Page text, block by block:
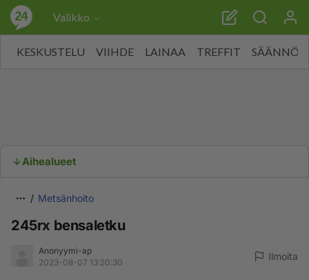
Valikko
KESKUSTELU VIIHDE LAINAA TREFFIT SÄÄNNÖT
Aihealueet
Metsänhoito
245rx bensaletku
Anonyymi-ap
2023-08-07 13:20:30
Ilmoita